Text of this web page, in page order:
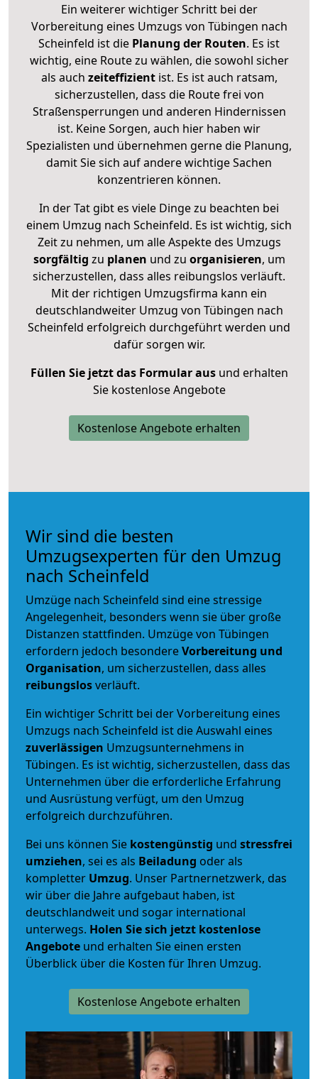
Ein weiterer wichtiger Schritt bei der
Vorbereitung eines Umzugs von Tübingen nach
Scheinfeld ist die Planung der Routen. Es ist
wichtig, eine Route zu wählen, die sowohl sicher
als auch zeiteffizientist. Es ist auch ratsam,
sicherzustellen, dass die Route frei von
Straßensperrungen und anderen Hindernissen
ist. Keine Sorgen, auch hier haben wir
Spezialisten und übernehmen gerne die Planung,
damit Sie sich auf andere wichtige Sachen
konzentrieren können.
In der Tat gibt es viele Dinge zu beachten bei
einem Umzug nach Scheinfeld. Es ist wichtig, sich
Zeit zu nehmen, um alle Aspekte des Umzugs
sorgfältig zu planen und zu organisieren, um
sicherzustellen, dass alles reibungslos verläuft.
Mit der richtigen Umzugsfirma kann ein
deutschlandweiter Umzug von Tübingen nach
Scheinfeld erfolgreich durchgeführt werden und
dafür sorgen wir.
Füllen Sie jetzt das Formular ausund erhalten
Sie kostenlose Angebote
Kostenlose Angebote erhalten
Wir sind die besten
Umzugsexperten für den Umzug
nach Scheinfeld
Umzüge nach Scheinfeld sind eine stressige
Angelegenheit, besonders wenn sie über große
Distanzen stattfinden. Umzüge von Tübingen
erfordern jedoch besondereVorbereitung und
Organisation, um sicherzustellen, dass alles
reibungslosverläuft.
Ein wichtiger Schritt bei der Vorbereitung eines
Umzugs nach Scheinfeld ist die Auswahl eines
zuverlässigen Umzugsunternehmens in
Tübingen. Es ist wichtig, sicherzustellen, dass das
Unternehmen über die erforderliche Erfahrung
und Ausrüstung verfügt, um den Umzug
erfolgreich durchzuführen.
Bei uns können Sie kostengünstig und stressfrei
umziehen, sei es als Beiladung oder als
kompletter Umzug. Unser Partnernetzwerk, das
wir über die Jahre aufgebaut haben, ist
deutschlandweit und sogar international
unterwegs. Holen Sie sich jetzt kostenlose
Angebote und erhalten Sie einen ersten
Überblick über die Kosten für Ihren Umzug.
Kostenlose Angebote erhalten